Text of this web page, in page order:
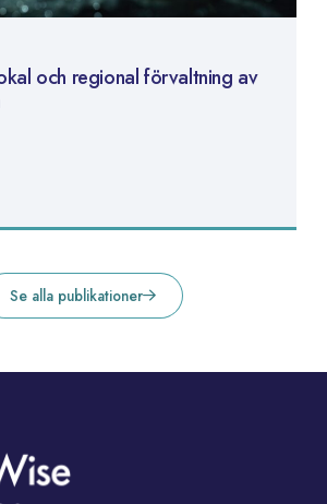
och regional förvaltning av
Se alla publikationer